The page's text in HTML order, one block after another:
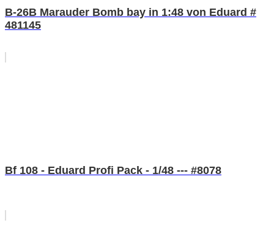
B-26B Marauder Bomb bay in 1:48 von Eduard #
481145
Bf 108 - Eduard Profi Pack - 1/48 --- #8078